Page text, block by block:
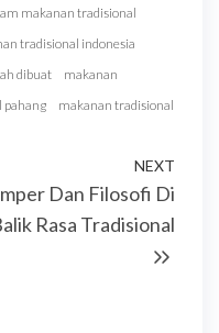
makanan tradisional
tradisional indonesia
dibuat
makanan
pahang
makanan tradisional
NEXT
Dan Filosofi Di
Rasa Tradisional